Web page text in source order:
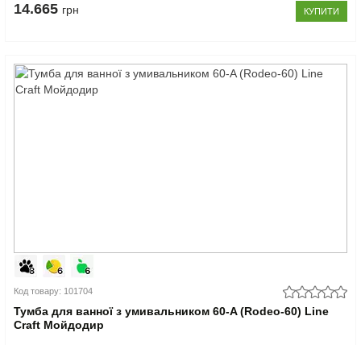
14.665 грн КУПИТИ
Код товару: 101704
Тумба для ванної з умивальником 60-A (Rodeo-60) Line
Craft Мойдодир